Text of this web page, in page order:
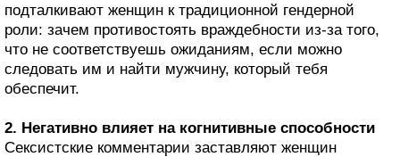
подталкивают женщин к традиционной гендерной
роли: зачем противостоять враждебности из‑за того,
что не соответствуешь ожиданиям, если можно
следовать им и найти мужчину, который тебя
обеспечит.
2. Негативно влияет на когнитивные способности
Сексистские комментарии заставляют женщин